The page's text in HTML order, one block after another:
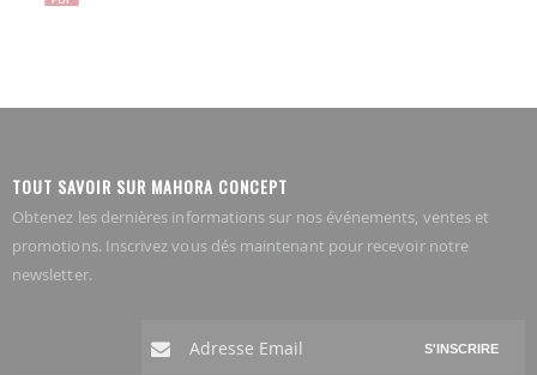
TOUT SAVOIR SUR MAHORA CONCEPT
Obtenez les dernières informations sur nos événements, ventes et
promotions. Inscrivez vous dés maintenant pour recevoir notre
newsletter.
S'INSCRIRE